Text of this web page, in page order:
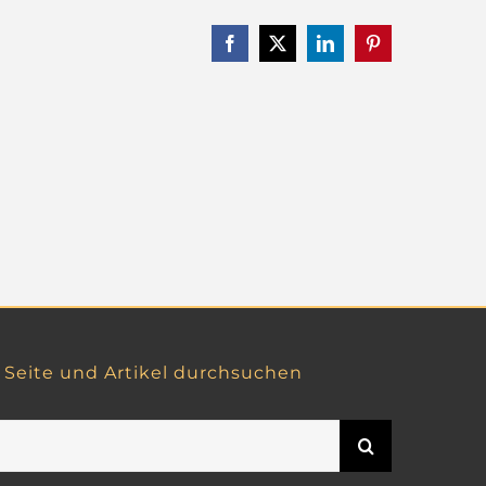
Facebook
X LinkedInPinterest
Seite und Artikel durchsuchen